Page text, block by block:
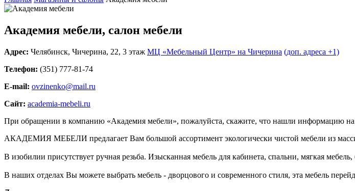
Академия мебели, салон мебели
Адрес: Челябинск, Чичерина, 22, 3 этаж МЦ «Мебельный Центр» на Чичерина (доп. адреса +1)
Телефон: (351) 777-81-74
E-mail: ovzinenko@mail.ru
Сайт: academia-mebeli.ru
При обращении в компанию «Академия мебели», пожалуйста, скажите, что нашли информацию
АКАДЕМИЯ МЕБЕЛИ предлагает Вам большой ассортимент экологически чистой мебели из
В изобилии присутствует ручная резьба. Изысканная мебель для кабинета, спальни, мягкая
В наших отделах Вы можете выбрать мебель - дворцового и современного стиля, эта мебель